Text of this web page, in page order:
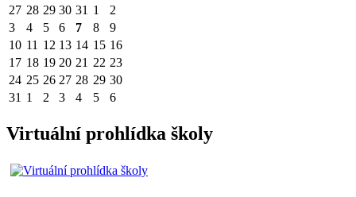
27 28 29 30 31 1
2
3
4 5 6 7 8
9
10 11 12 13 14 15 16
17 18 19 20 21 22 23
24 25 26 27 28 29 30
31 1 2 3 4 5 6
Virtuální prohlídka školy